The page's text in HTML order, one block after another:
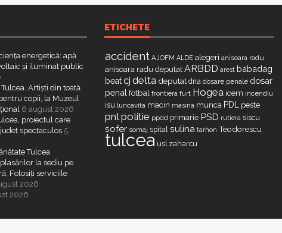
energetică: apă
și iluminat public
Artiști din toată
copii, la Muzeul
6 august 2026
proiectul care
spectaculos 5
Tulcea
la sediu pe
Folosiți serviciile
2026
2026
ETICHETE
accident AJOFM ALDE alegeri anisoara radu
anisoara radu deputat ARBDD arest babadag
beatcj delta deputat dna dosare penale dosar
penal fotbal frontiera furt Hogea icem incendiu
isu luncavita macin masina munca PDL peste
pnlpolitie ppdd primarie PSD rutiera siscu
sofer somaj spital sulina tarhon Teodorescu
tulcea usl zaharcu